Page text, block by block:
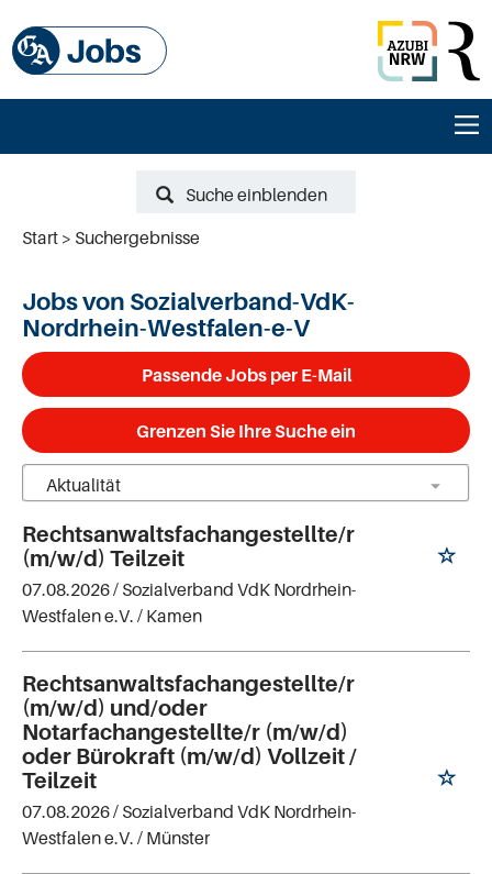
Suche einblenden
Start
Suchergebnisse
Jobs von Sozialverband-VdK-
Nordrhein-Westfalen-e-V
Passende Jobs per E-Mail
Grenzen Sie Ihre Suche ein
Rechtsanwaltsfachangestellte/r
(m/w/d) Teilzeit
07.08.2026 / Sozialverband VdK Nordrhein-
Westfalen e.V. / Kamen
Rechtsanwaltsfachangestellte/r
(m/w/d) und/oder
Notarfachangestellte/r (m/w/d)
oder Bürokraft (m/w/d) Vollzeit /
Teilzeit
07.08.2026 / Sozialverband VdK Nordrhein-
Westfalen e.V. / Münster